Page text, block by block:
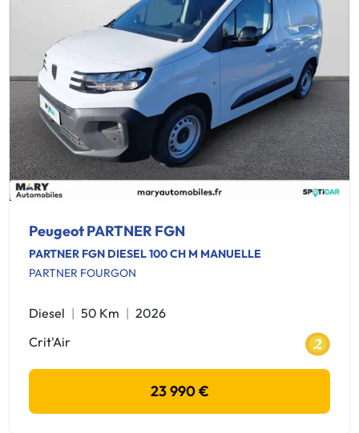
Peugeot PARTNER FGN
PARTNER FGN DIESEL 100 CH M MANUELLE
PARTNER FOURGON
Diesel 50 Km
2026
Crit'Air
23 990 €